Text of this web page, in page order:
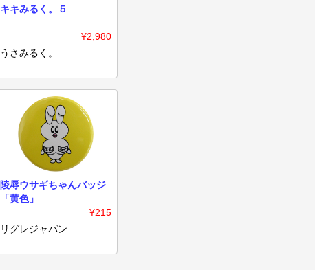
キキみるく。５
¥2,980
うさみるく。
陵辱ウサギちゃんバッジ
「黄色」
¥215
リグレジャパン